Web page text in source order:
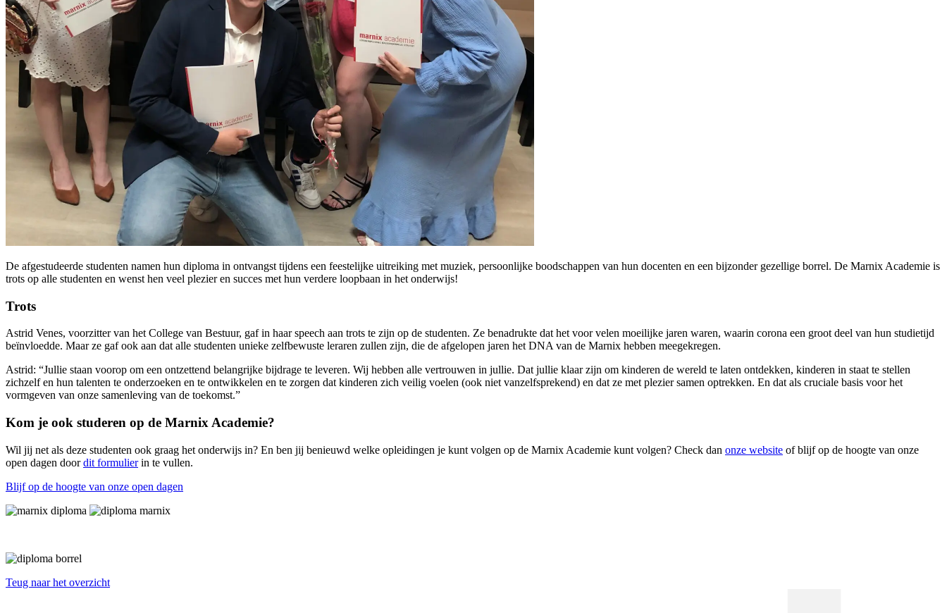
De afgestudeerde studenten namen hun diploma in ontvangst tijdens een feestelijke uitreiking met muziek, persoonlijke boodschappen van hun docenten en een bijzonder gezellige borrel. De Marnix Academie is
trots op alle studenten en wenst hen veel plezier en succes met hun verdere loopbaan in het onderwijs!
Trots
Astrid Venes, voorzitter van het College van Bestuur, gaf in haar speech aan trots te zijn op de studenten. Ze benadrukte dat het voor velen moeilijke jaren waren, waarin corona een groot deel van hun studietijd
beïnvloedde. Maar ze gaf ook aan dat alle studenten unieke zelfbewuste leraren zullen zijn, die de afgelopen jaren het DNA van de Marnix hebben meegekregen.
Astrid: “Jullie staan voorop om een ontzettend belangrijke bijdrage te leveren. Wij hebben alle vertrouwen in jullie. Dat jullie klaar zijn om kinderen de wereld te laten ontdekken, kinderen in staat te stellen
zichzelf en hun talenten te onderzoeken en te ontwikkelen en te zorgen dat kinderen zich veilig voelen (ook niet vanzelfsprekend) en dat ze met plezier samen optrekken. En dat als cruciale basis voor het
vormgeven van onze samenleving van de toekomst.”
Kom je ook studeren op de Marnix Academie?
Wil jij net als deze studenten ook graag het onderwijs in? En ben jij benieuwd welke opleidingen je kunt volgen op de Marnix Academie kunt volgen? Check dan onze website of blijf op de hoogte van onze
open dagen doordit formulierin te vullen.
Blijf op de hoogte van onze open dagen
Teug naar het overzicht